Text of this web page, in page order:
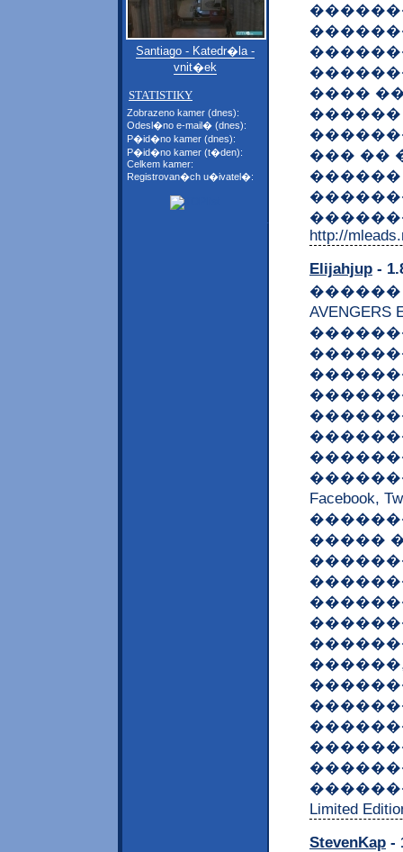
Santiago - Katedr�la -
vnit�ek
STATISTIKY
Zobrazeno kamer (dnes):
Odesl�no e-mail� (dnes):
P�id�no kamer (dnes):
P�id�no kamer (t�den):
Celkem kamer:
Registrovan�ch u�ivatel�:
����
��� ��
������
http://
Elijahjup -
������
�����
Limited
StevenKap -